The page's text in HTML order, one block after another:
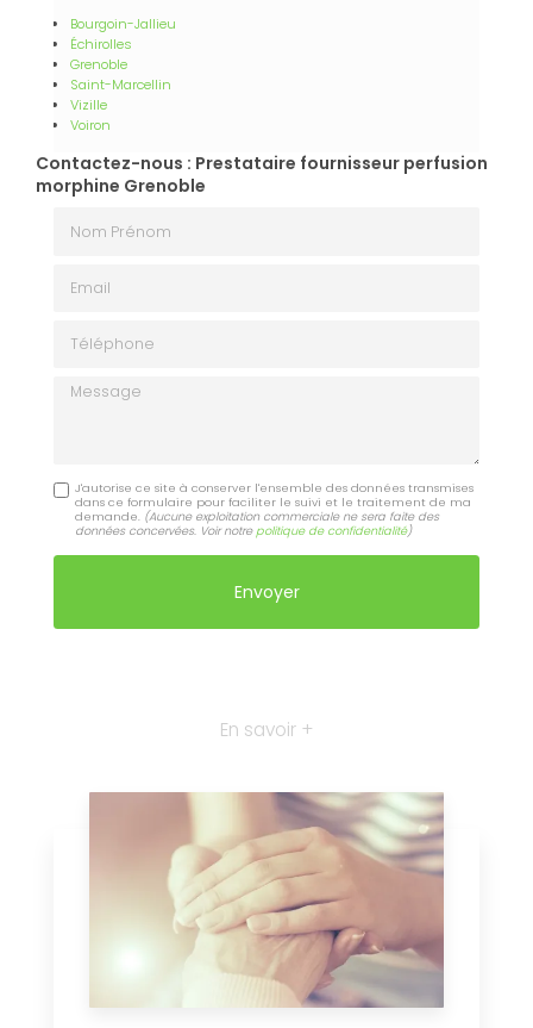
Bourgoin-Jallieu
Échirolles
Grenoble
Saint-Marcellin
Vizille
Voiron
Contactez-nous : Prestataire fournisseur perfusion
morphine Grenoble
Message
J'autorise ce site à conserver l'ensemble des données transmises
dans ce formulaire pour faciliter le suivi et le traitement de ma
demande. (Aucune exploitation commerciale ne sera faite des
données concervées. Voir notre politique de confidentialité)
En savoir +